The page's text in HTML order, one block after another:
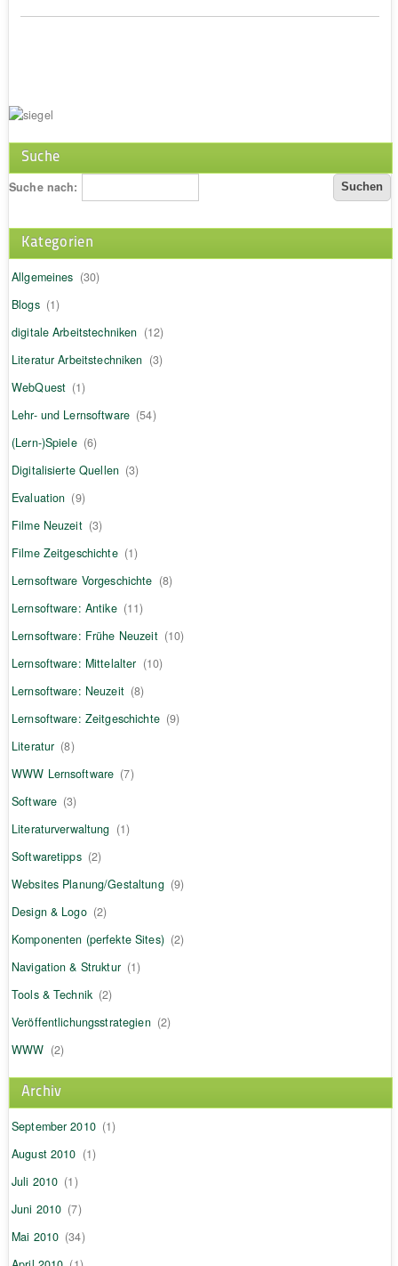
Suche
Suche nach:
Kategorien
Allgemeines (30)
Blogs (1)
digitale Arbeitstechniken (12)
Literatur Arbeitstechniken (3)
WebQuest (1)
Lehr- und Lernsoftware (54)
(Lern-)Spiele (6)
Digitalisierte Quellen (3)
Evaluation (9)
Filme Neuzeit (3)
Filme Zeitgeschichte (1)
Lernsoftware Vorgeschichte (8)
Lernsoftware: Antike (11)
Lernsoftware: Frühe Neuzeit (10)
Lernsoftware: Mittelalter (10)
Lernsoftware: Neuzeit (8)
Lernsoftware: Zeitgeschichte (9)
Literatur (8)
WWW Lernsoftware (7)
Software (3)
Literaturverwaltung (1)
Softwaretipps (2)
Websites Planung/Gestaltung (9)
Design & Logo (2)
Komponenten (perfekte Sites) (2)
Navigation & Struktur (1)
Tools & Technik (2)
Veröffentlichungsstrategien (2)
WWW (2)
Archiv
September 2010 (1)
August 2010 (1)
Juli 2010 (1)
Juni 2010 (7)
Mai 2010 (34)